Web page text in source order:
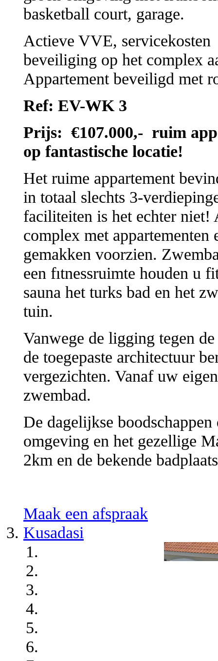
basketball court, garage.
Actieve VVE, servicekosten
beveiliging op het complex
Appartement beveiligd met
Ref: EV-WK 3
Prijs: €107.000,- ruim
op fantastische locatie!
Het ruime appartement
in totaal slechts 3-
faciliteiten is het echter niet!
complex met
gemakken voorzien.
een fıtnessruimte houden u
sauna het turks bad en het
tuin.
Vanwege de ligging tegen
de toegepaste architectuur
vergezichten. Vanaf uw
zwembad.
De dagelijkse
omgeving en het gezellige
2km en de bekende
Maak een afspraak
Kusadasi